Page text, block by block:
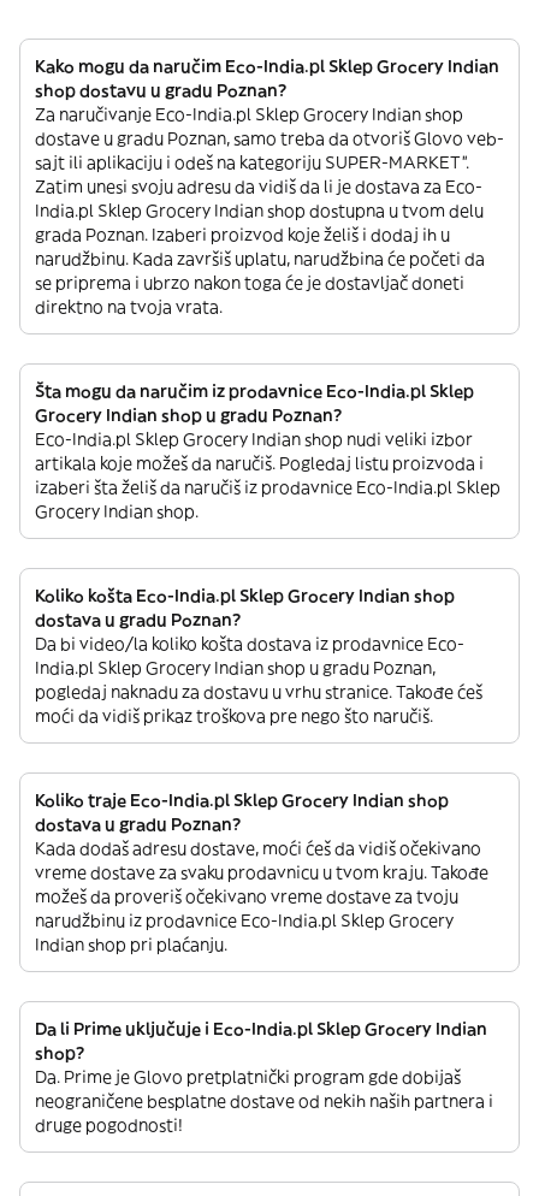
Kako mogu da naručim Eco-India.pl Sklep Grocery Indian
shop dostavu u gradu Poznan?
Za naručivanje Eco-India.pl Sklep Grocery Indian shop
dostave u gradu Poznan, samo treba da otvoriš Glovo veb-
sajt ili aplikaciju i odeš na kategoriju SUPER-MARKET”.
Zatim unesi svoju adresu da vidiš da li je dostava za Eco-
India.pl Sklep Grocery Indian shop dostupna u tvom delu
grada Poznan. Izaberi proizvod koje želiš i dodaj ih u
narudžbinu. Kada završiš uplatu, narudžbina će početi da
se priprema i ubrzo nakon toga će je dostavljač doneti
direktno na tvoja vrata.
Šta mogu da naručim iz prodavnice Eco-India.pl Sklep
Grocery Indian shop u gradu Poznan?
Eco-India.pl Sklep Grocery Indian shop nudi veliki izbor
artikala koje možeš da naručiš. Pogledaj listu proizvoda i
izaberi šta želiš da naručiš iz prodavnice Eco-India.pl Sklep
Grocery Indian shop.
Koliko košta Eco-India.pl Sklep Grocery Indian shop
dostava u gradu Poznan?
Da bi video/la koliko košta dostava iz prodavnice Eco-
India.pl Sklep Grocery Indian shop u gradu Poznan,
pogledaj naknadu za dostavu u vrhu stranice. Takođe ćeš
moći da vidiš prikaz troškova pre nego što naručiš.
Koliko traje Eco-India.pl Sklep Grocery Indian shop
dostava u gradu Poznan?
Kada dodaš adresu dostave, moći ćeš da vidiš očekivano
vreme dostave za svaku prodavnicu u tvom kraju. Takođe
možeš da proveriš očekivano vreme dostave za tvoju
narudžbinu iz prodavnice Eco-India.pl Sklep Grocery
Indian shop pri plaćanju.
Da li Prime uključuje i Eco-India.pl Sklep Grocery Indian
shop?
Da. Prime je Glovo pretplatnički program gde dobijaš
neograničene besplatne dostave od nekih naših partnera i
druge pogodnosti!